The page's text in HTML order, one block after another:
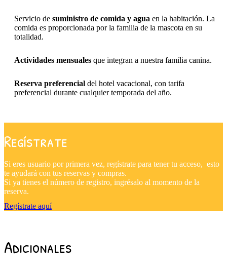
Servicio de suministro de comida y agua en la habitación. La
comida es proporcionada por la familia de la mascota en su
totalidad.
Actividades mensuales que integran a nuestra familia canina.
Reserva preferencial del hotel vacacional, con tarifa
preferencial durante cualquier temporada del año.
Regístrate
Si eres usuario por primera vez, regístrate para tener tu acceso, esto
te ayudará con tus reservas y compras.
Si ya tienes el número de registro, ingrésalo al momento de la
reserva.
Regístrate aquí
Adicionales